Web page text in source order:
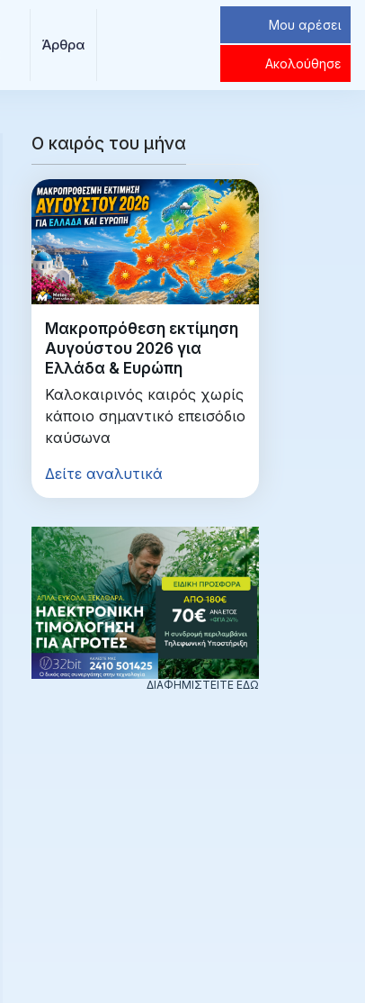
Άρθρα
Μου αρέσει
Ακολούθησε
Ο καιρός του μήνα
Μακροπρόθεση εκτίμηση
Αυγούστου 2026 για
Ελλάδα & Ευρώπη
Καλοκαιρινός καιρός χωρίς
κάποιο σημαντικό επεισόδιο
καύσωνα
Δείτε αναλυτικά
ΔΙΑΦΗΜΙΣΤΕΙΤΕ ΕΔΩ